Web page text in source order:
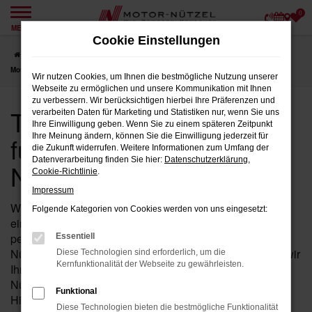
Zum
springen
MENÜ
0
Motor-Nützel
Toyota Hilux Fahrzeuge
für Nürnberg bei Motor-
Nützel
Wenn Sie in der Nähe von Nürnberg auf der Suche nach
einem Fahrzeug sind, das Leistung, Stil und Komfort
perfekt vereint, dann ist der Hilux von Toyota bei Motor-
Nützel die ideale Wahl für Sie. Seit über 90 Jahren sind wir
Ihr vertrauenswürdiges Toyota Autohaus in der Nähe von
Nürnberg und bieten Ihnen eine umfassende Auswahl an
Hilux Fahrzeugen, die all Ihre Erwartungen erfüllen
Cookie Einstellungen
Wir nutzen Cookies, um Ihnen die bestmögliche Nutzung unserer
Webseite zu ermöglichen und unsere Kommunikation mit Ihnen
zu verbessern. Wir berücksichtigen hierbei Ihre Präferenzen und
verarbeiten Daten für Marketing und Statistiken nur, wenn Sie uns
Ihre Einwilligung geben. Wenn Sie zu einem späteren Zeitpunkt
Ihre Meinung ändern, können Sie die Einwilligung jederzeit für
die Zukunft widerrufen. Weitere Informationen zum Umfang der
Datenverarbeitung finden Sie hier: Datenschutzerklärung,
Cookie-Richtlinie.
Impressum
Folgende Kategorien von Cookies werden von uns eingesetzt:
Essentiell
Diese Technologien sind erforderlich, um die
Kernfunktionalität der Webseite zu gewährleisten.
Funktional
Diese Technologien bieten die bestmögliche Funktionalität